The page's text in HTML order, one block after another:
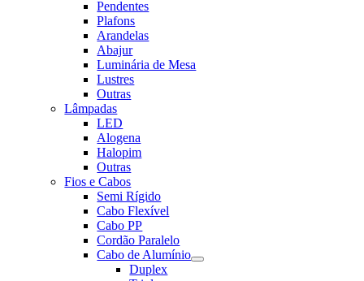
Pendentes
Plafons
Arandelas
Abajur
Luminária de Mesa
Lustres
Outras
Lâmpadas
LED
Alogena
Halopim
Outras
Fios e Cabos
Semi Rígido
Cabo Flexível
Cabo PP
Cordão Paralelo
Cabo de Alumínio
Duplex